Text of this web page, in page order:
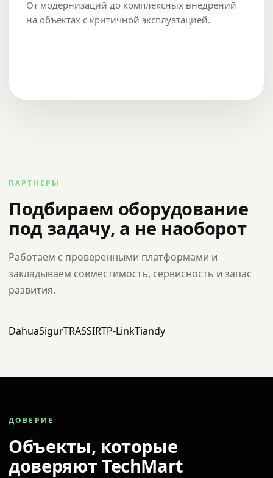
От модернизаций до комплексных внедрений
на объектах с критичной эксплуатацией.
ПАРТНЕРЫ
Подбираем оборудование
под задачу, а не наоборот
Работаем с проверенными платформами и
закладываем совместимость, сервисность и запас
развития.
DahuaSigurTRASSIRTP-LinkTiandy
ДОВЕРИЕ
Объекты, которые
доверяют TechMart